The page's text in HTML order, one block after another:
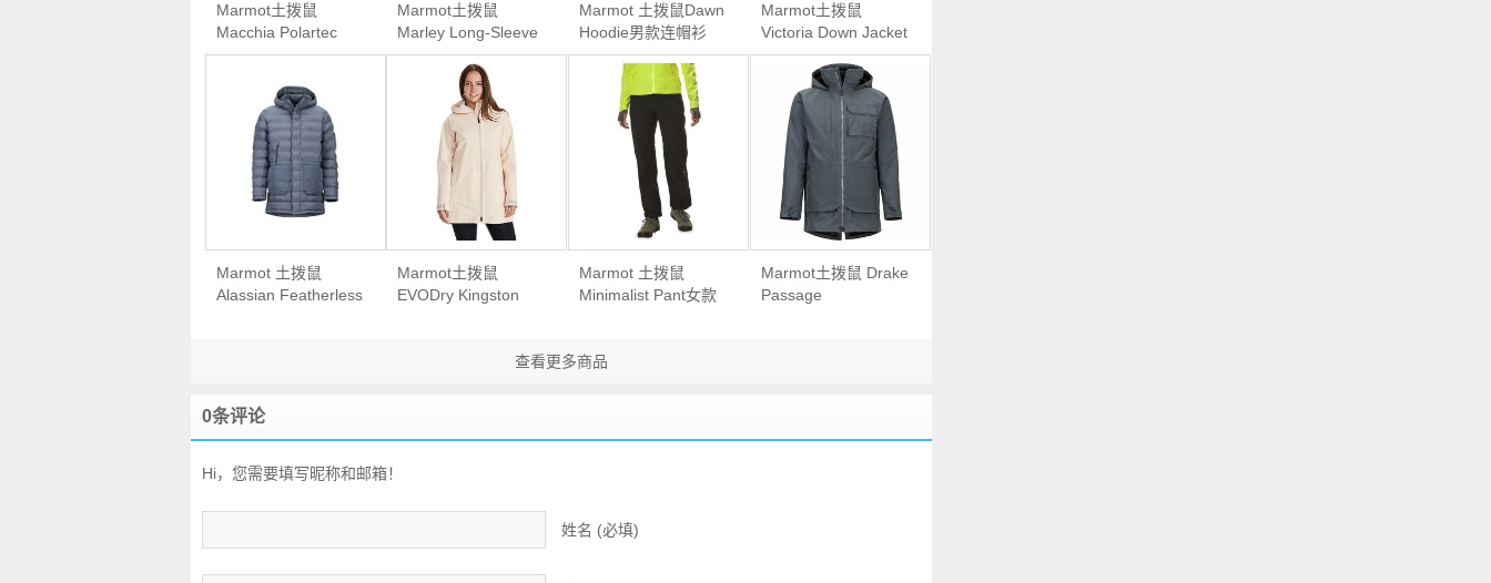
Marmot土拨鼠
Macchia Polartec
Alpha Jacket男款轻
Marmot土拨鼠
Marley Long-Sleeve
Shirt女款连帽衫卫衣
Marmot 土拨鼠Dawn
Hoodie男款连帽衫
Marmot土拨鼠
Victoria Down Jacket
女款二合一羽绒服外
Marmot 土拨鼠
Alassian Featherless
Marmot土拨鼠
EVODry Kingston
Marmot 土拨鼠
Minimalist Pant女款
Marmot土拨鼠 Drake
Passage
查看更多商品
0条评论
Hi，您需要填写昵称和邮箱！
姓名 (必填)